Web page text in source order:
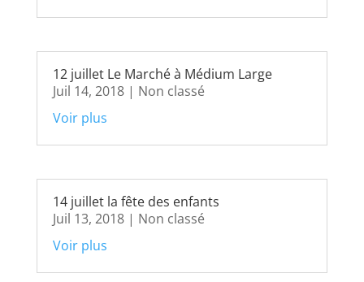
12 juillet Le Marché à Médium Large
Juil 14, 2018| Non classé
Voir plus
14 juillet la fête des enfants
Juil 13, 2018| Non classé
Voir plus